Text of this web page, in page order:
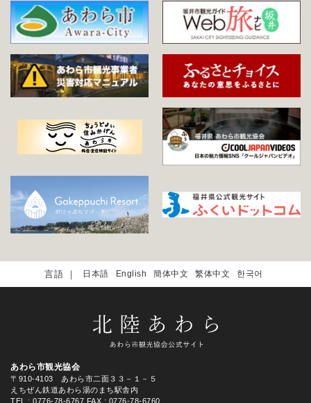
日本語 English 簡体中文 繁体中文 한국어
あわら市観光協会
〒910-4103 あわら市二面３３－１－５
えちぜん鉄道あわら湯のまち駅舎内
TEL
: 0776-78-6767 FAX : 0776-78-6760